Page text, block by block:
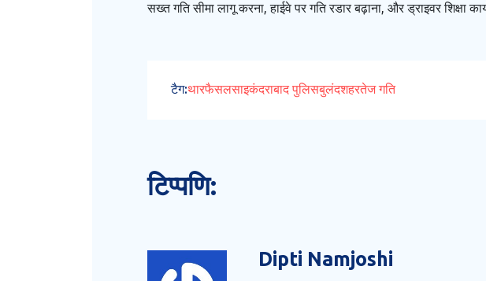
सख्त गति सीमा लागू करना, हाईवे पर गति रडार बढ़ाना, और ड्राइवर शिक्षा
टैग:थारफैसलसाइकंदराबाद पुलिसबुलंदशहरतेज गति
टिप्पणि:
Dipti Namjoshi